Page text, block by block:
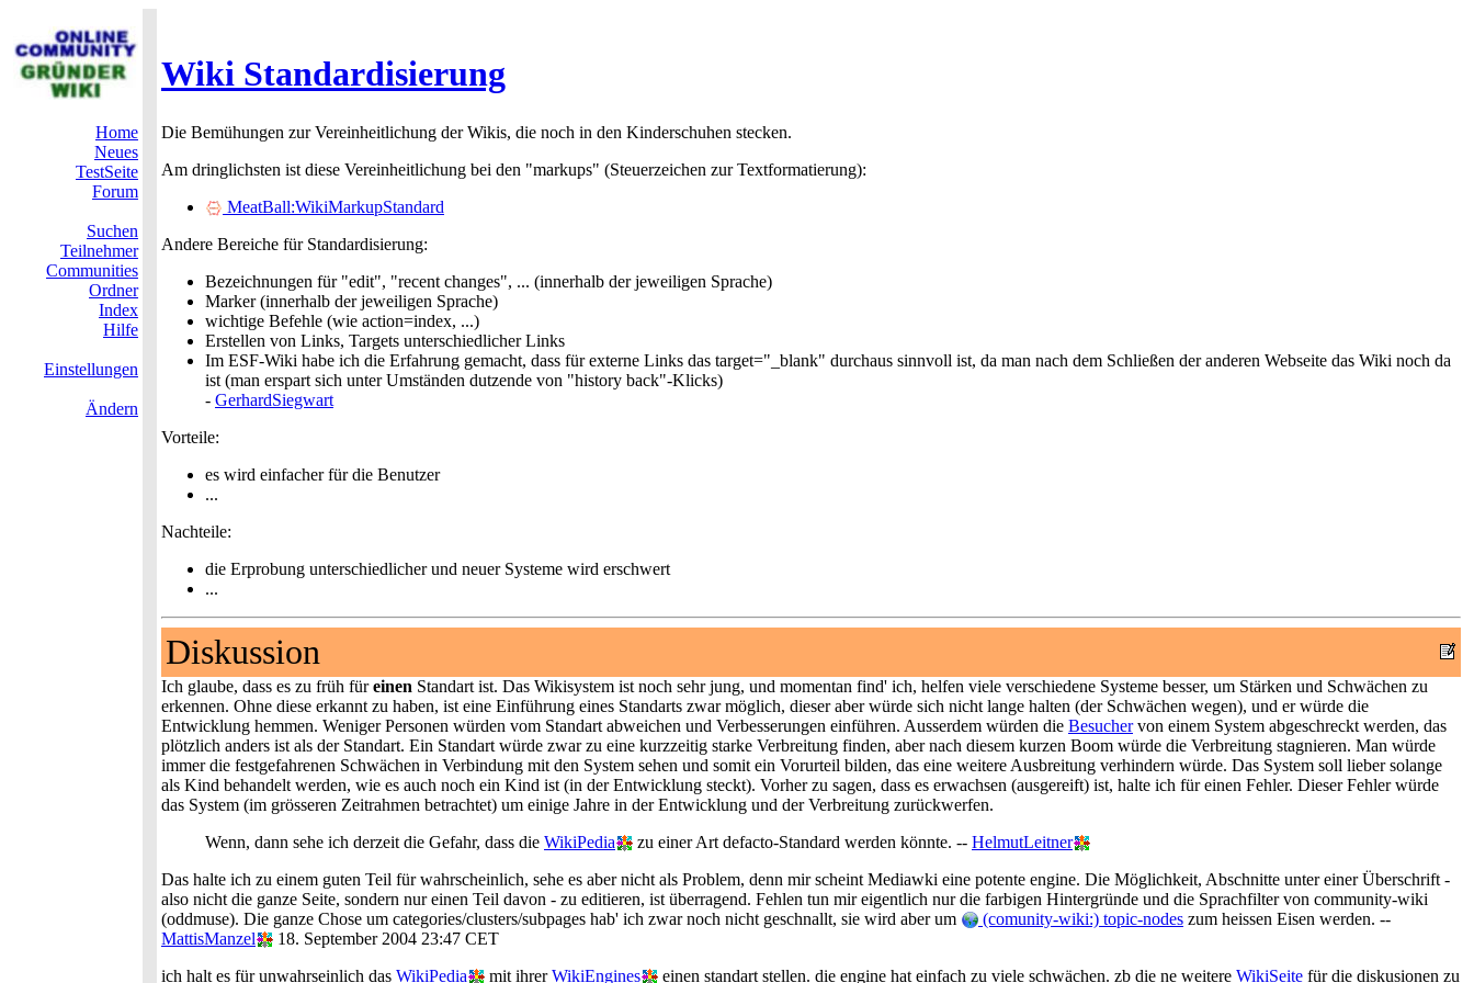
Wiki Standardisierung
Home
Neues
TestSeite
Forum
Suchen
Teilnehmer
Communities
Ordner
Index
Hilfe
Einstellungen
Ändern
Die Bemühungen zur Vereinheitlichung der Wikis, die noch in den Kinderschuhen stecken.
Am dringlichsten ist diese Vereinheitlichung bei den "markups" (Steuerzeichen zur Textformatierung):
MeatBall:WikiMarkupStandard
Andere Bereiche für Standardisierung:
Bezeichnungen für "edit", "recent changes", ... (innerhalb der jeweiligen Sprache)
Marker (innerhalb der jeweiligen Sprache)
wichtige Befehle (wie action=index, ...)
Erstellen von Links, Targets unterschiedlicher Links
Im ESF-Wiki habe ich die Erfahrung gemacht, dass für externe Links das target="_blank" durchaus sinnvoll ist, da man nach dem Schließen der anderen Webseite das Wiki noch da
ist (man erspart sich unter Umständen dutzende von "history back"-Klicks)
- GerhardSiegwart
Vorteile:
es wird einfacher für die Benutzer
...
Nachteile:
die Erprobung unterschiedlicher und neuer Systeme wird erschwert
...
Diskussion
Ich glaube, dass es zu früh füreinen Standart ist. Das Wikisystem ist noch sehr jung, und momentan find' ich, helfen viele verschiedene Systeme besser, um Stärken und Schwächen zu
erkennen. Ohne diese erkannt zu haben, ist eine Einführung eines Standarts zwar möglich, dieser aber würde sich nicht lange halten (der Schwächen wegen), und er würde die
Entwicklung hemmen. Weniger Personen würden vom Standart abweichen und Verbesserungen einführen. Ausserdem würden die Besuchervon einem System abgeschreckt werden, das
plötzlich anders ist als der Standart. Ein Standart würde zwar zu eine kurzzeitig starke Verbreitung finden, aber nach diesem kurzen Boom würde die Verbreitung stagnieren. Man würde
immer die festgefahrenen Schwächen in Verbindung mit den System sehen und somit ein Vorurteil bilden, das eine weitere Ausbreitung verhindern würde. Das System soll lieber solange
als Kind behandelt werden, wie es auch noch ein Kind ist (in der Entwicklung steckt). Vorher zu sagen, dass es erwachsen (ausgereift) ist, halte ich für einen Fehler. Dieser Fehler würde
das System (im grösseren Zeitrahmen betrachtet) um einige Jahre in der Entwicklung und der Verbreitung zurückwerfen.
Wenn, dann sehe ich derzeit die Gefahr, dass die WikiPedia zu einer Art defacto-Standard werden könnte. -- HelmutLeitner
Das halte ich zu einem guten Teil für wahrscheinlich, sehe es aber nicht als Problem, denn mir scheint Mediawki eine potente engine. Die Möglichkeit, Abschnitte unter einer Überschrift -
also nicht die ganze Seite, sondern nur einen Teil davon - zu editieren, ist überragend. Fehlen tun mir eigentlich nur die farbigen Hintergründe und die Sprachfilter von community-wiki
(oddmuse). Die ganze Chose um categories/clusters/subpages hab' ich zwar noch nicht geschnallt, sie wird aber um
(comunity-wiki:) topic-nodes zum heissen Eisen werden. --
MattisManzel
18. September 2004 23:47 CET
ich halt es für unwahrseinlich das WikiPedia mit ihrerWikiEngines einen standart stellen. die engine hat einfach zu viele schwächen. zb die ne weitere WikiSeite für die diskusionen zu